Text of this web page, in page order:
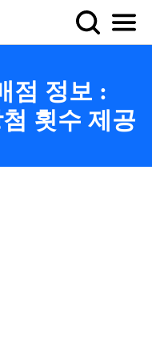
점 정보 :
횟수 제공